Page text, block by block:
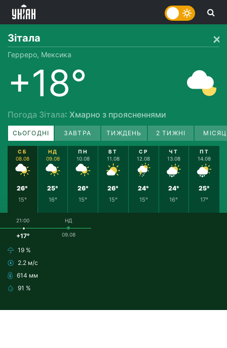
Зітала
Герреро, Мексика
+18°
Погода Зітала: Хмарно з проясненнями
СЬОГОДНІ ЗАВТРА ТИЖДЕНЬ 2 ТИЖНІ
СБ
08.08
26°
15°
НД
09.08
25°
16°
ПН
10.08
26°
15°
ВТ
11.08
26°
15°
СР
12.08
24°
15°
ЧТ
13.08
24°
16°
ПТ
14.08
25°
17°
21:00
+17°
19 %
2.2 м/с
614 мм
91 %
НД
09.08